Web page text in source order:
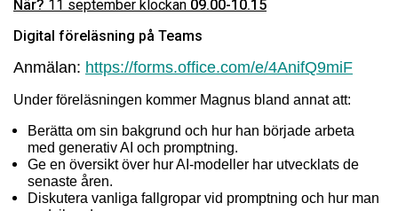
När? 11 september klockan 09.00-10.15
Digital föreläsning på Teams
Anmälan: https://forms.office.com/e/4AnifQ9miF
Under föreläsningen kommer Magnus bland annat att:
Berätta om sin bakgrund och hur han började arbeta
med generativ AI och promptning.
Ge en översikt över hur AI-modeller har utvecklats de
senaste åren.
Diskutera vanliga fallgropar vid promptning och hur man